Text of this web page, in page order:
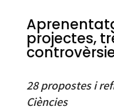
projectes,
28 propostes i
Ciències